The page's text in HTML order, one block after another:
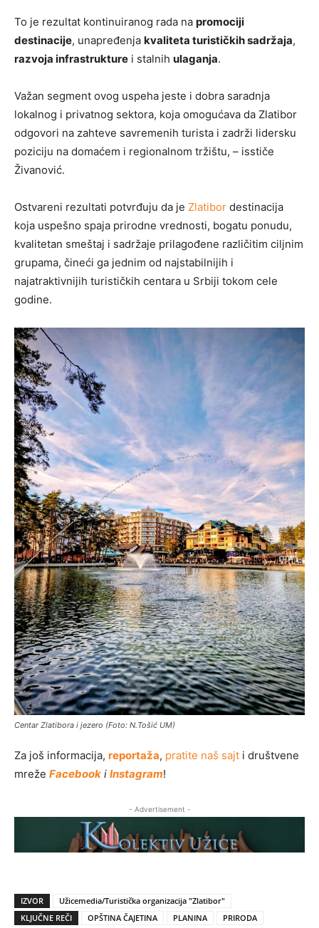
To je rezultat kontinuiranog rada na promociji
destinacije, unapređenja kvaliteta turističkih sadržaja,
razvoja infrastrukture i stalnih ulaganja.
Važan segment ovog uspeha jeste i dobra saradnja
lokalnog i privatnog sektora, koja omogućava da Zlatibor
odgovori na zahteve savremenih turista i zadrži lidersku
poziciju na domaćem i regionalnom tržištu, – isstiče
Živanović.
Ostvareni rezultati potvrđuju da je Zlatibor destinacija
koja uspešno spaja prirodne vrednosti, bogatu ponudu,
kvalitetan smeštaj i sadržaje prilagođene različitim ciljnim
grupama, čineći ga jednim od najstabilnijih i
najatraktivnijih turističkih centara u Srbiji tokom cele
godine.
Centar Zlatibora i jezero (Foto: N.Tošić UM)
Za još informacija, reportaža, pratite naš sajt i društvene
mreže Facebook i Instagram!
- Advertisement -
IZVOR
Užicemedia/Turistička organizacija "Zlatibor"
KLJUČNE REČI
OPŠTINA ČAJETINA PLANINA
PRIRODA